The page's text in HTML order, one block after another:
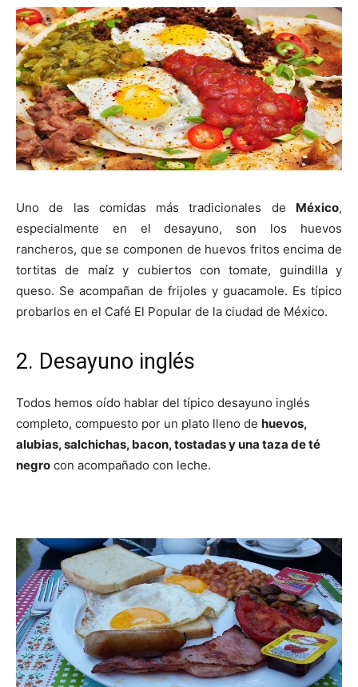
Uno de las comidas más tradicionales de México,
especialmente en el desayuno, son los huevos
rancheros, que se componen de huevos fritos encima de
tortitas de maíz y cubiertos con tomate, guindilla y
queso. Se acompañan de frijoles y guacamole. Es típico
probarlos en el Café El Popular de la ciudad de México.
2. Desayuno inglés
Todos hemos oído hablar del típico desayuno inglés
completo, compuesto por un plato lleno de huevos,
alubias, salchichas, bacon, tostadas y una taza de té
negro con acompañado con leche.